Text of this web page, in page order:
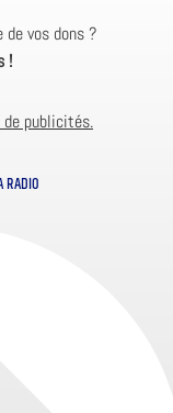
vos dons ?
!
de publicités.
RADIO